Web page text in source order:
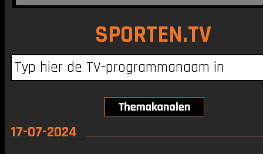
SPORTEN.TV
17-07-2024